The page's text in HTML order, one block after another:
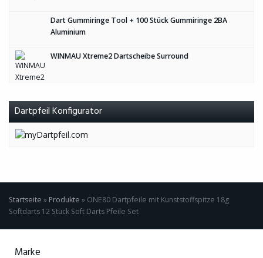
Dart Gummiringe Tool + 100 Stück Gummiringe 2BA
Aluminium
WINMAU Xtreme2 Dartscheibe Surround
Dartpfeil Konfigurator
Startseite » Produkte » ONE80 Dartpfeile mit Kunststoffspitze 18g
Softdarts 12 Stück Soft Darts Pfeile Set
Marke